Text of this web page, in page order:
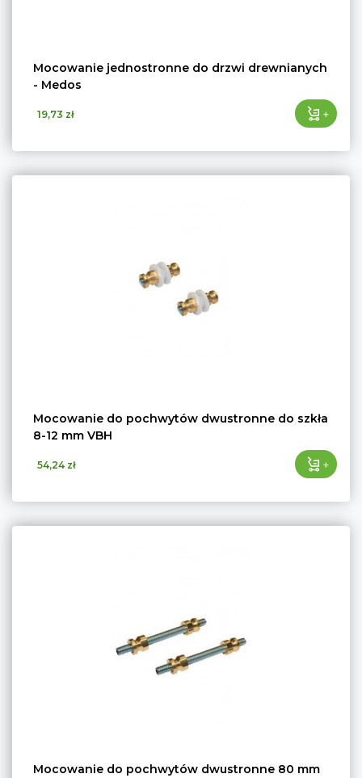
Mocowanie jednostronne do drzwi drewnianych
- Medos
19,73 zł +
Mocowanie do pochwytów dwustronne do szkła
8-12 mm VBH
54,24 zł +
Mocowanie do pochwytów dwustronne 80 mm